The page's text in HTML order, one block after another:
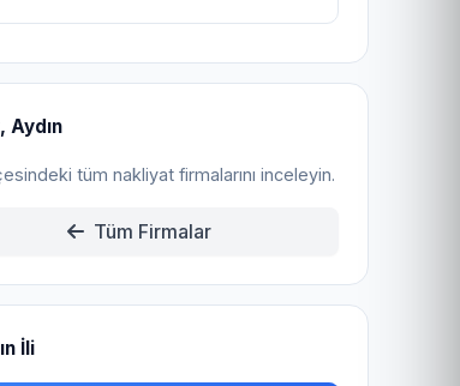
Aydın
tüm nakliyat firmalarını inceleyin.
Tüm Firmalar
İli